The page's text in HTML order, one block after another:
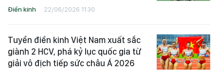
Điền kinh 22/06/2026 11:30
Tuyển điền kinh Việt Nam xuất sắc
giành 2 HCV, phá kỷ lục quốc gia từ
giải vô địch tiếp sức châu Á 2026